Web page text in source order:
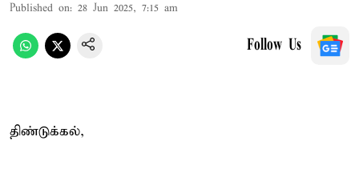
Published on: 28 Jun 2025, 7:15 am
Follow Us
திண்டுக்கல்,